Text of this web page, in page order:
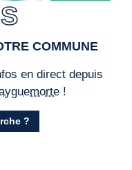
COMMUNE
en direct depuis
!
?